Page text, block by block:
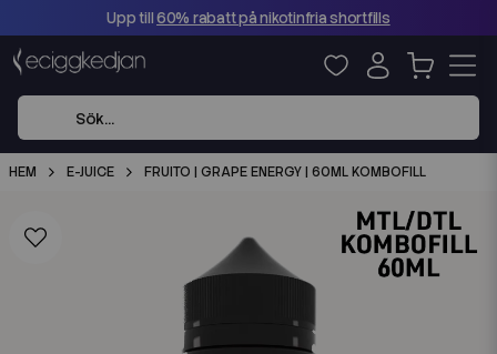
Upp till60% rabatt på nikotinfria shortfills
HEM E-JUICE FRUITO | GRAPE ENERGY | 60ML KOMBOFILL